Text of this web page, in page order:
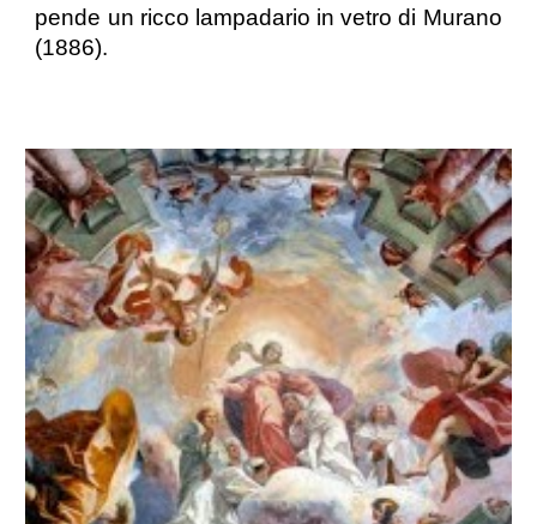
pende un ricco lampadario in vetro di Murano
(1886).